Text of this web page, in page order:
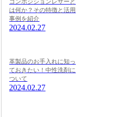
コンポジションレザーと
は何か？その特徴と活用
事例を紹介
2024.02.27
革製品のお手入れに知っ
ておきたい！中性洗剤に
ついて
2024.02.27